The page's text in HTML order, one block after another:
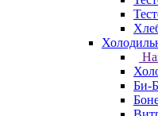
Би-